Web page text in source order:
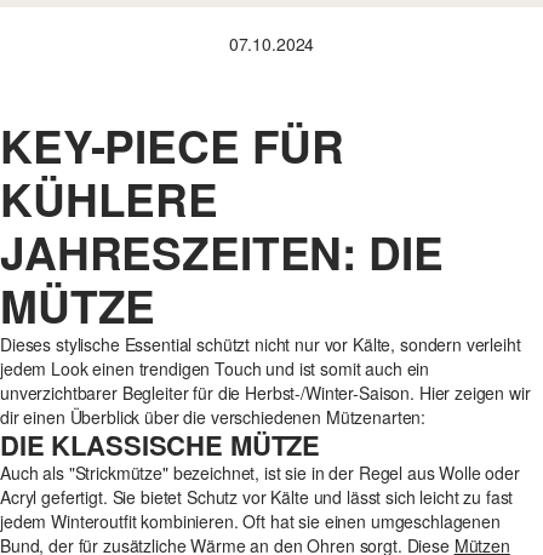
07.10.2024
KEY-PIECE FÜR
KÜHLERE
JAHRESZEITEN: DIE
MÜTZE
Dieses stylische Essential schützt nicht nur vor Kälte, sondern verleiht
jedem Look einen trendigen Touch und ist somit auch ein
unverzichtbarer Begleiter für die Herbst-/Winter-Saison. Hier zeigen wir
dir einen Überblick über die verschiedenen Mützenarten:
DIE KLASSISCHE MÜTZE
Auch als "Strickmütze" bezeichnet, ist sie in der Regel aus Wolle oder
Acryl gefertigt. Sie bietet Schutz vor Kälte und lässt sich leicht zu fast
jedem Winteroutfit kombinieren. Oft hat sie einen umgeschlagenen
Bund, der für zusätzliche Wärme an den Ohren sorgt. Diese Mützen